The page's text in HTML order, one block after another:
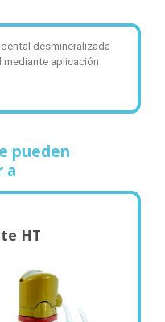
desmineralizada
mediante aplicación
pueden
a
HT